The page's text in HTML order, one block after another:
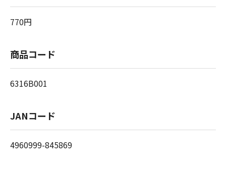
770円
商品コード
6316B001
JANコード
4960999-845869